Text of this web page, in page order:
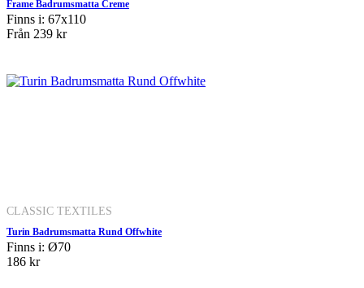
Frame Badrumsmatta Creme
Finns i: 67x110
Från 239 kr
CLASSIC TEXTILES
Turin Badrumsmatta Rund Offwhite
Finns i: Ø70
186 kr